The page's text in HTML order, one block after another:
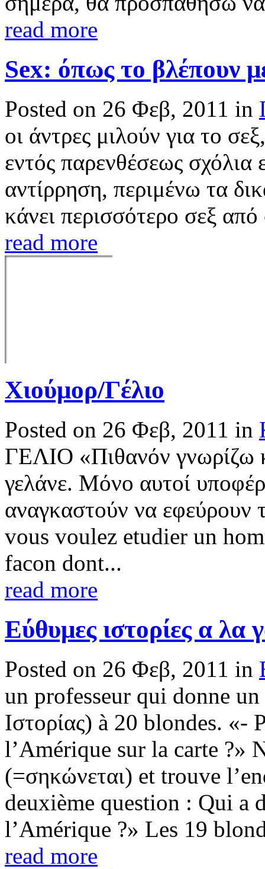
read more
Sex: όπως το βλέπουν
Posted on 26 Φεβ, 2011 in
οι άντρες μιλούν για το
εντός παρενθέσεως σχόλια
αντίρρηση, περιμένω τα
κάνει περισσότερο σεξ
read more
Χιούμορ/Γέλιο
Posted on 26 Φεβ, 2011 in
ΓΕΛΙΟ «Πιθανόν γνωρίζω
γελάνε. Μόνο αυτοί
αναγκαστούν να
vous voulez etudier un
facon dont...
read more
Εύθυμες ιστορίες α λα
Posted on 26 Φεβ, 2011 in
un professeur qui donne
Ιστορίας) à 20 blondes. «-
l’Amérique sur la carte ?»
(=σηκώνεται) et trouve
deuxième question : Qui a
l’Amérique ?» Les 19
read more